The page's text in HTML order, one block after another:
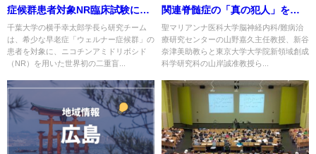
症候群患者対象NR臨床試験に成
功―動脈硬化や難治性皮膚潰
瘍、腎機能低下の改善を確認
千葉大学の横手幸太郎学長ら研究チーム
は、希少な早老症「ウェルナー症候群」の
患者を対象に、ニコチンアミドリボシド
（NR）を用いた世界初の二重盲...
関連脊髄症の「真の犯人」を特
定、新治療法に道筋
聖マリアンナ医科大学脳神経内科/難病治
療研究センターの山野嘉久主任教授、新谷
奈津美助教らと東京大学大学院新領域創成
科学研究科の山岸誠准教授ら...